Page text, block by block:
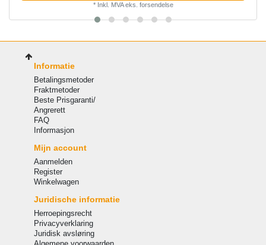
* Inkl. MVAeks. forsendelse
Informatie
Betalingsmetoder
Fraktmetoder
Beste Prisgaranti/
Angrerett
FAQ
Informasjon
Mijn account
Aanmelden
Register
Winkelwagen
Juridische informatie
Herroepingsrecht
Privacyverklaring
Juridisk avsløring